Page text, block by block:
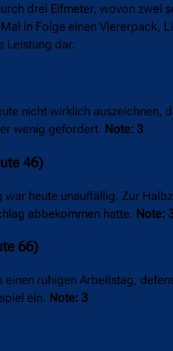
drei Elfmeter, wovon
in Folge einen Viererpack,
Leistung dar.
nicht wirklich auszeichnen,
wenig gefordert. Note: 3
46)
heute unauffällig. Zur
abbekommen hatte. Note:
66)
einen ruhigen Arbeitstag,
ein. Note: 3